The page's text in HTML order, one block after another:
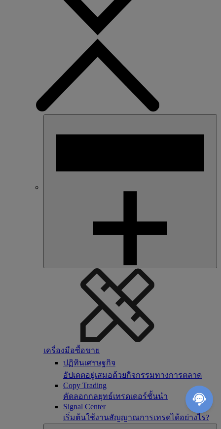
เครื่องมือซื้อขาย
ปฏิทินเศรษฐกิจ
อัปเดตอยู่เสมอด้วยกิจกรรมทางการตลาด
Copy Trading
คัดลอกกลยุทธ์เทรดเดอร์ชั้นนำ
Signal Center
เริ่มต้นใช้งานสัญญาณการเทรดได้อย่างไร?